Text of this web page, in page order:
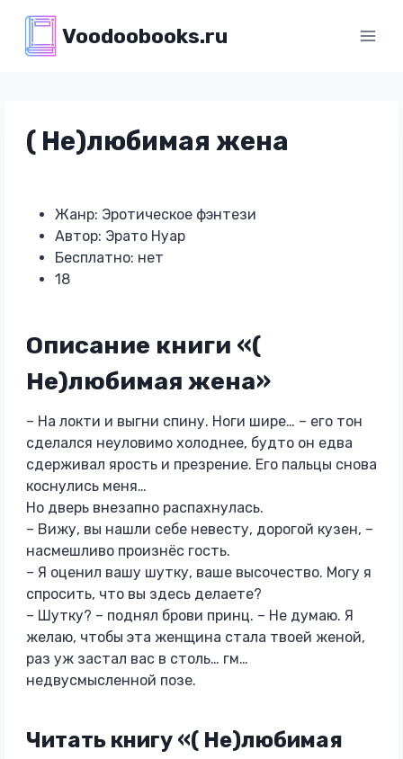
содержимому
Voodoobooks.ru
( Не)любимая жена
Жанр: Эротическое фэнтези
Автор: Эрато Нуар
Бесплатно: нет
18
Описание книги «(
Не)любимая жена»
– На локти и выгни спину. Ноги шире… – его тон
сделался неуловимо холоднее, будто он едва
сдерживал ярость и презрение. Его пальцы снова
коснулись меня…
Но дверь внезапно распахнулась.
– Вижу, вы нашли себе невесту, дорогой кузен, –
насмешливо произнёс гость.
– Я оценил вашу шутку, ваше высочество. Могу я
спросить, что вы здесь делаете?
– Шутку? – поднял брови принц. – Не думаю. Я
желаю, чтобы эта женщина стала твоей женой,
раз уж застал вас в столь… гм…
недвусмысленной позе.
Читать книгу «( Не)любимая